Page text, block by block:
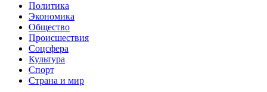
Политика
Экономика
Общество
Происшествия
Соцсфера
Культура
Спорт
Страна и мир